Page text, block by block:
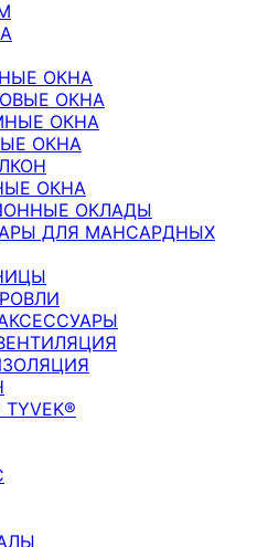
ОКНА
ОКНА
ОКНА
ОКНА
ОКНА
ОКЛАДЫ
ДЛЯ МАНСАРДНЫХ
TYVEK®